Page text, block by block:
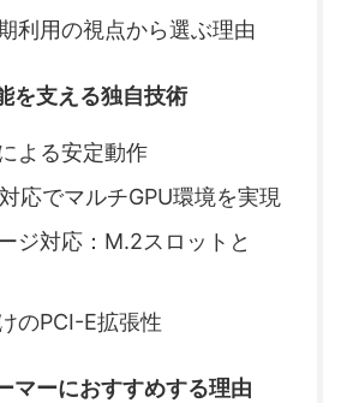
利用の視点から選ぶ理由
を支える独自技術
よる安定動作
応でマルチGPU環境を実現
ジ対応：M.2スロットと
のPCI-E拡張性
マーにおすすめする理由